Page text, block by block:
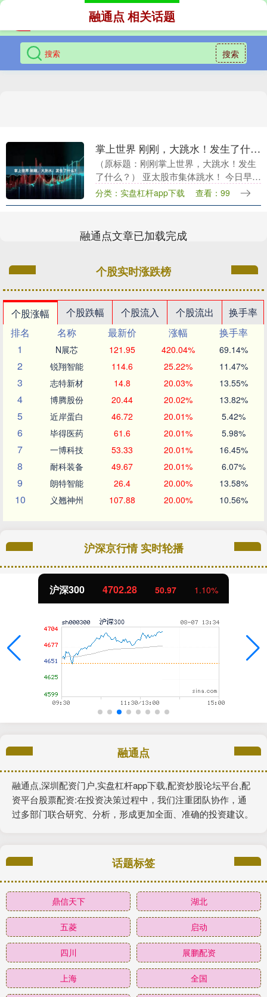
搜索
融通点 相关话题
掌上世界 刚刚，大跳水！发生了什么？
（原标题：刚刚掌上世界，大跳水！发生
了什么？） 亚太股市集体跳水！ 今日早
盘，亚太市场全线杀跌，昨天大涨的日经
指数今早大跌超1.3%，韩国股指亦明显调
分类：实盘杠杆app下载 查看：99
融通点文章已加载完成
个股实时涨跌榜
个股涨幅 个股跌幅 个股流入 个股流出
换手率
排名
名称 最新价 涨幅
换手率
1
N展芯 121.95 420.04% 69.14%
2 锐翔智能 114.6 25.22% 11.47%
3 志特新材 14.8 20.03% 13.55%
4 博腾股份 20.44 20.02% 13.82%
5 近岸蛋白 46.72 20.01% 5.42%
6 毕得医药 61.6 20.01% 5.98%
7 一博科技 53.33 20.01% 16.45%
8 耐科装备 49.67 20.01% 6.07%
9 朗特智能 26.4 20.00% 13.58%
10 义翘神州 107.88 20.00% 10.56%
沪深京行情 实时轮播
沪深300 4702.28 50.97 1.10%
融通点
融通点,深圳配资门户,实盘杠杆app下载,配资炒股论坛平台,配
资平台股票配资:在投资决策过程中，我们注重团队协作，通
过多部门联合研究、分析，形成更加全面、准确的投资建议。
话题标签
鼎信天下 湖北
五菱 启动
四川 展鹏配资
上海 全国